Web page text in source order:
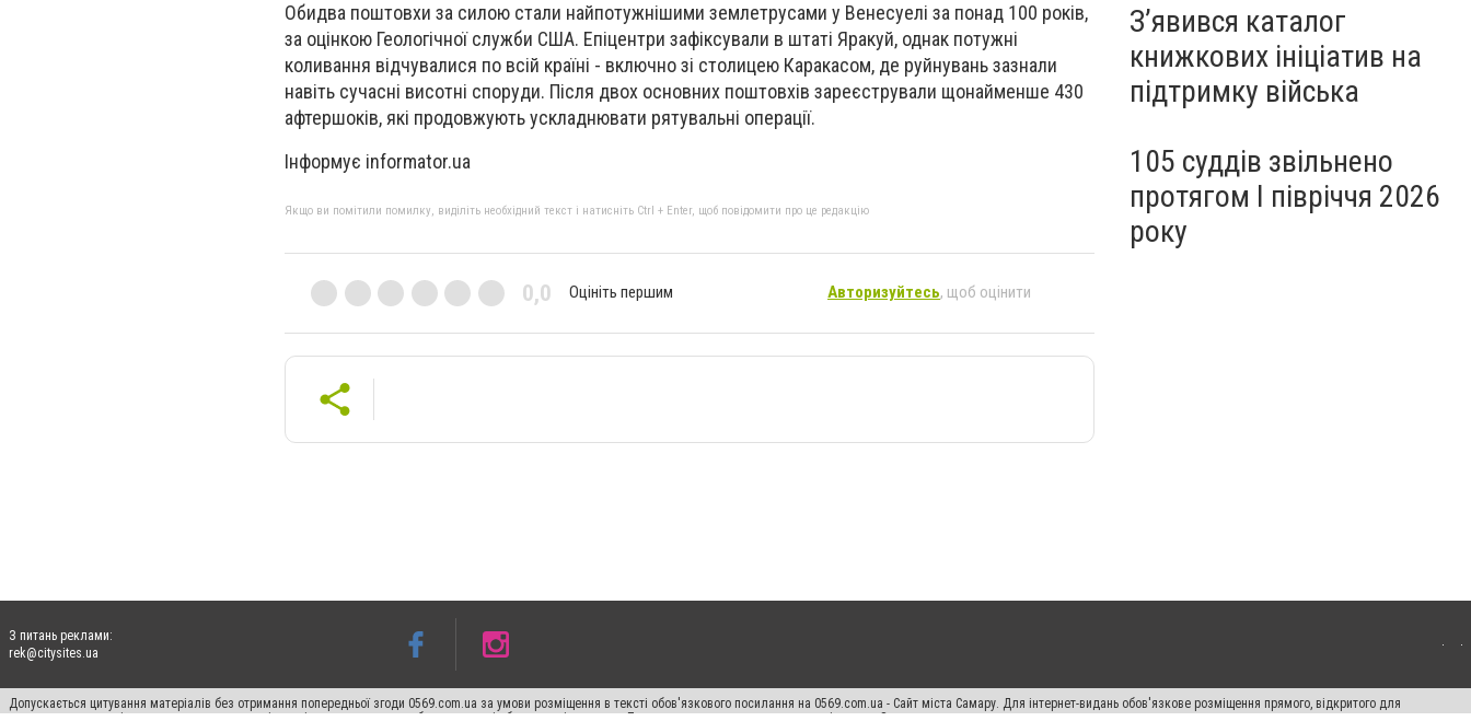
Обидва поштовхи за силою стали найпотужнішими землетрусами у Венесуелі за понад 100 років,
за оцінкою Геологічної служби США. Епіцентри зафіксували в штаті Яракуй, однак потужні
коливання відчувалися по всій країні - включно зі столицею Каракасом, де руйнувань зазнали
навіть сучасні висотні споруди. Після двох основних поштовхів зареєстрували щонайменше 430
афтершоків, які продовжують ускладнювати рятувальні операції.
Інформує informator.ua
Якщо ви помітили помилку, виділіть необхідний текст і натисніть Ctrl + Enter, щоб повідомити про це редакцію
0,0 Оцініть першим Авторизуйтесь, щоб оцінити
З’явився каталог
книжкових ініціатив на
підтримку війська
105 суддів звільнено
протягом I півріччя 2026
року
З питань реклами:
rek@citysites.ua
Допускається цитування матеріалів без отримання попередньої згоди 0569.com.ua за умови розміщення в тексті обов'язкового посилання на 0569.com.ua - Сайт міста Самару. Для інтернет-видань обов'язкове розміщення прямого, відкритого для
пошукових систем гіперпосилання на цитовані статті не нижче другого абзацу в тексті або в якості джерела. Порушення виняткових прав переслідується Законом.